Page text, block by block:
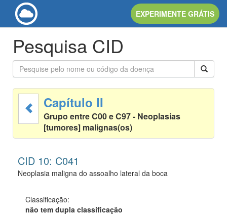
EXPERIMENTE GRÁTIS
Pesquisa CID
Capítulo II
Grupo entre C00 e C97 - Neoplasias
[tumores] malignas(os)
CID 10: C041
Neoplasia maligna do assoalho lateral da boca
Classificação:
não tem dupla classificação